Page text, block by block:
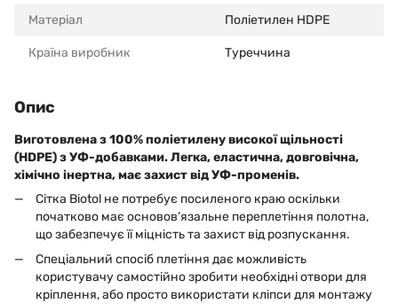
Матеріал Поліетилен HDPE
Країна виробник Туреччина
Опис
Виготовлена з 100% поліетилену високої щільності
(HDPE) з УФ-добавками. Легка, еластична, довговічна,
хімічно інертна, має захист від УФ-променів.
Сітка Biotol не потребує посиленого краю оскільки
початково має основов’язальне переплетіння полотна,
що забезпечує її міцність та захист від розпускання.
Спеціальний спосіб плетіння дає можливість
користувачу самостійно зробити необхідні отвори для
кріплення, або просто використати кліпси для монтажу